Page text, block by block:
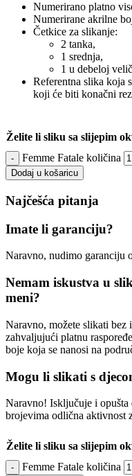
Numerirano platno
Numerirane akrilne
Četkice za slikanje:
2 tanka,
1 srednja,
1 u debeloj
Referentna slika koja
koji će biti konačni
Želite li sliku sa slijepim
Femme Fatale količina
Dodaj u košaricu
Najčešća pitanja
Imate li garanciju?
Naravno, nudimo garanciju
Nemam iskustva u
meni?
Naravno, možete slikati bez
zahvaljujući platnu
boje koja se nanosi na
Mogu li slikati s
Naravno! Isključuje i opušta
brojevima odlična aktivnost
Želite li sliku sa slijepim
Femme Fatale količina